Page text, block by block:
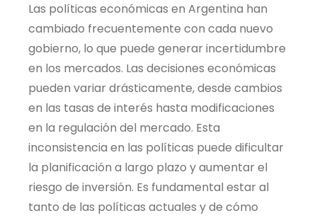
Las políticas económicas en Argentina han
cambiado frecuentemente con cada nuevo
gobierno, lo que puede generar incertidumbre
en los mercados. Las decisiones económicas
pueden variar drásticamente, desde cambios
en las tasas de interés hasta modificaciones
en la regulación del mercado. Esta
inconsistencia en las políticas puede dificultar
la planificación a largo plazo y aumentar el
riesgo de inversión. Es fundamental estar al
tanto de las políticas actuales y de cómo